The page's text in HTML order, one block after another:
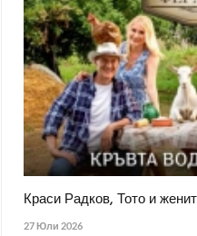
Краси Радков, Тото и
27 Юли 2026